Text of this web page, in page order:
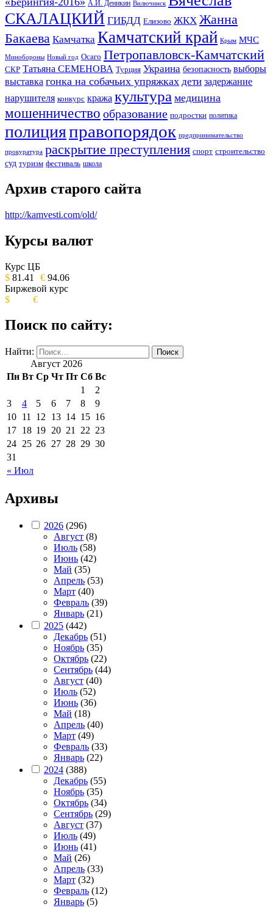
А.И. Деникин Вилючинск
СКАЛАЦКИЙ ГИБДД Елизово ЖКХ Жанна
Бакаева Камчатка Камчатский край Крым МЧС
Минобороны Новый год Осаго Петропавловск-Камчатский
СКР Татьяна СЕМЕНОВА Турция Украина безопасность выборы
выставка гонка на собачьих упряжках дети задержание
нарушителя конкурс кража культура медицина
мошенничество образование подростки политика
полицияправопорядок предпринимательство
прокуратура раскрытие преступления спорт строительство
суд туризм фестиваль школа
Архив старого сайта
http://kamvesti.com/old/
ОБЩЕСТВЕННО-ПОЛИТИЧЕСКОЕ
ИЗДАНИЕ КАМЧАТСКОГО КРАЯ.
Курсы валют
Курс ЦБ
$ 81.41 € 94.06
Биржевой курс
$
€
Поиск по сайту:
Найти:
Август 2026
Пн Вт Ср Чт Пт Сб Вс
« Июл
1
2
3
4 5 6 7 8
9
10 11 12 13 14 15 16
17 18 19 20 21 22 23
24 25 26 27 28 29 30
31
Архивы
2026 (296)
Август (8)
Июль (58)
Июнь (42)
Май (35)
Апрель (53)
Март (40)
Февраль (39)
Январь (21)
2025 (442)
Декабрь (51)
Ноябрь (35)
Октябрь (22)
Сентябрь (44)
Август (40)
Июль (52)
Июнь (36)
Май (18)
Апрель (40)
Март (49)
Февраль (33)
Январь (22)
2024 (388)
Декабрь (55)
Ноябрь (35)
Октябрь (34)
Сентябрь (29)
Август (37)
Июль (49)
Июнь (41)
Май (26)
Апрель (33)
Март (32)
Февраль (12)
Январь (5)